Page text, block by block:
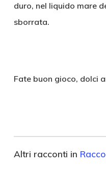
duro, nel liquido mare
sborrata.
Fate buon gioco, dolci
Altri racconti in